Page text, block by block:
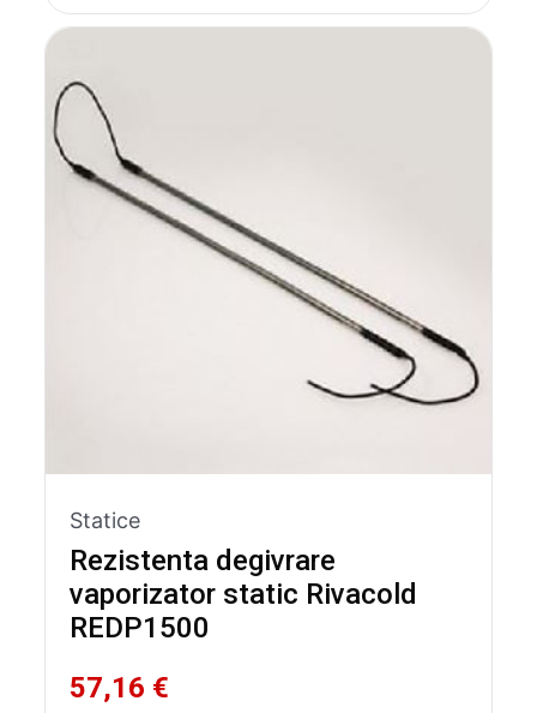
Statice
Rezistenta degivrare
vaporizator static Rivacold
REDP1500
57,16 €